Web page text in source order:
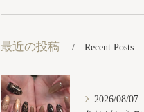
最近の投稿 Recent Posts
2026/08/07